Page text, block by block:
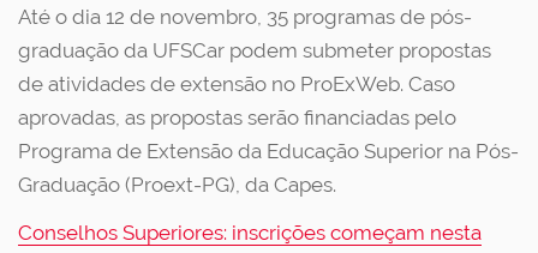
Até o dia 12 de novembro, 35 programas de pós-
graduação da UFSCar podem submeter propostas
de atividades de extensão no ProExWeb. Caso
aprovadas, as propostas serão financiadas pelo
Programa de Extensão da Educação Superior na Pós-
Graduação (Proext-PG), da Capes.
Conselhos Superiores: inscrições começam nesta